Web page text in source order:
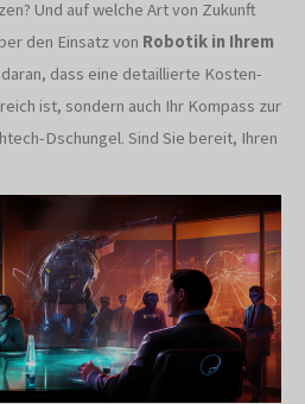
Und auf welche Art von Zukunft
den Einsatz von Robotik in Ihrem
daran, dass eine detaillierte Kosten-
ist, sondern auch Ihr Kompass zur
Dschungel. Sind Sie bereit, Ihren